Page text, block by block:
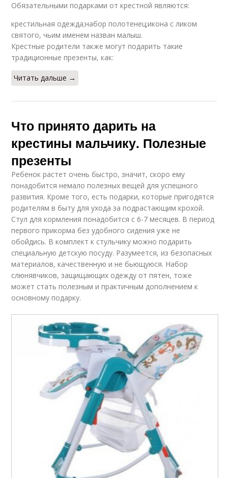
Обязательными подарками от крестной являются:
крестильная одежда;набор полотенец;икона с ликом
святого, чьим именем назван малыш.
Крестные родители также могут подарить такие
традиционные презенты, как:
Читать дальше →
Что принято дарить на
крестины мальчику. Полезные
презенты
Ребенок растет очень быстро, значит, скоро ему
понадобится немало полезных вещей для успешного
развития. Кроме того, есть подарки, которые пригодятся
родителям в быту для ухода за подрастающим крохой.
Стул для кормления понадобится с 6-7 месяцев. В период
первого прикорма без удобного сидения уже не
обойдись. В комплект к стульчику можно подарить
специальную детскую посуду. Разумеется, из безопасных
материалов, качественную и не бьющуюся. Набор
слюнявчиков, защищающих одежду от пятен, тоже
может стать полезным и практичным дополнением к
основному подарку.